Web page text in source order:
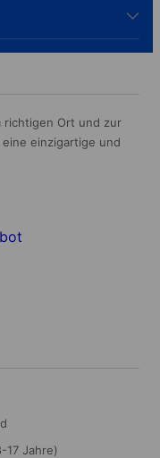
richtigen Ort und zur
einzigartige und
17 Jahre)